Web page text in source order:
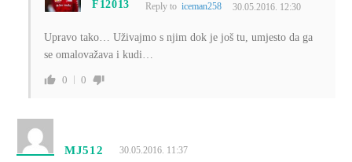
F12013 Reply toiceman258 30.05.2016. 12:30
Upravo tako… Uživajmo s njim dok je još tu, umjesto da ga
se omalovažava i kudi…
0 0
MJ512 30.05.2016. 11:37